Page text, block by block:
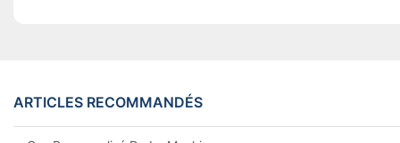
ARTICLES RECOMMANDÉS